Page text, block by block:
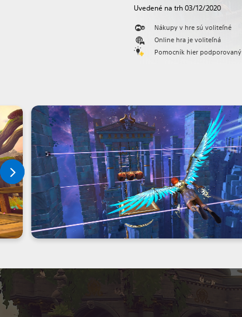
Uvedené na trh 03/12/2020
Nákupy v hre sú voliteľné
Online hra je voliteľná
Pomocník hier podporovaný